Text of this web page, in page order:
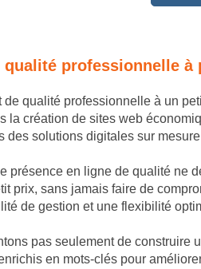
professionnelle à
de qualité professionnelle à un
la création de sites web
des solutions digitales sur
présence en ligne de qualité ne
prix, sans jamais faire de
de gestion et une flexibilité
pas seulement de
en mots-clés pour